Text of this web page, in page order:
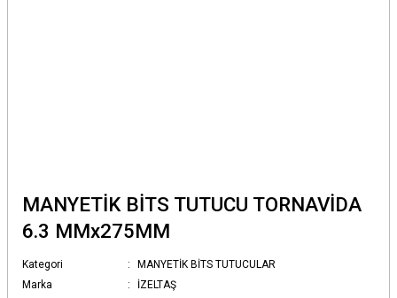
MANYETİK BİTS TUTUCU TORNAVİDA
6.3 MMx275MM
Kategori
MANYETİK BİTS TUTUCULAR
Marka
İZELTAŞ